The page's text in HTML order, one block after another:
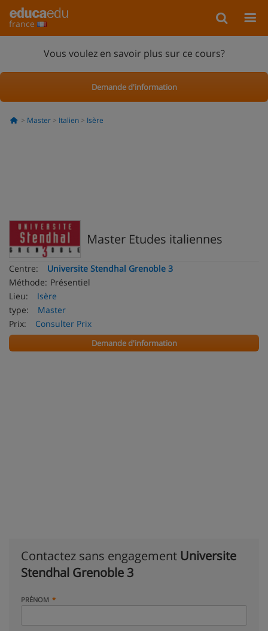
france
Vous voulez en savoir plus sur ce cours?
Demande d'information
Master Italien Isère
Master Etudes italiennes
Centre:
Universite Stendhal Grenoble 3
Méthode: Présentiel
Lieu:
Isère
type:
Master
Prix:
Consulter Prix
Demande d'information
Contactez sans engagement Universite
Stendhal Grenoble 3
PRÉNOM